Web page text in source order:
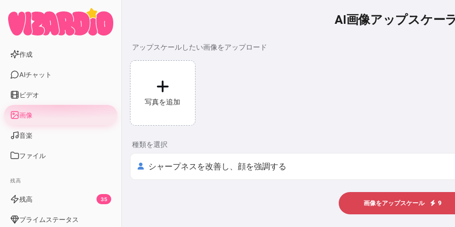
作成
AIチャット
ビデオ
画像
音楽
ファイル
残高
残高 35
プライムステータス
AI画像アップスケー
アップスケールしたい画像をアップロード
写真を追加
種類を選択
画像をアップスケール 9